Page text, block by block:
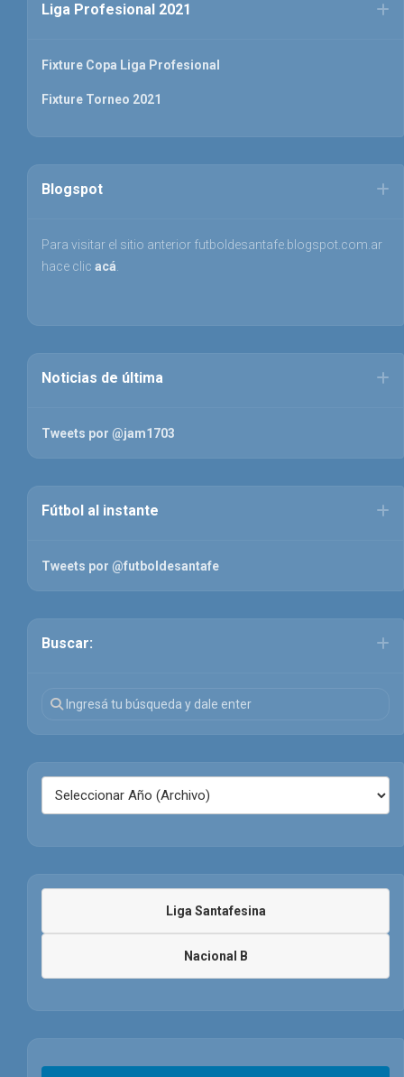
Liga Profesional 2021
Fixture Copa Liga Profesional
Fixture Torneo 2021
Blogspot
Para visitar el sitio anterior futboldesantafe.blogspot.com.ar
hace clic acá.
Noticias de última
Tweets por @jam1703
Fútbol al instante
Tweets por @futboldesantafe
Buscar:
Liga Santafesina
Nacional B